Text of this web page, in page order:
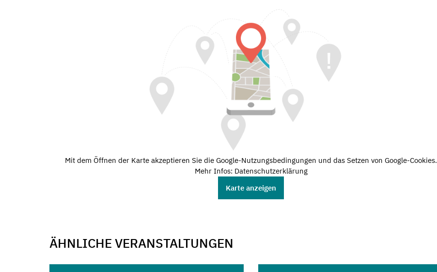
Mit dem Öffnen der Karte akzeptieren Sie die Google-Nutzungsbedingungen und das Setzen von Google-Cookies.
Mehr Infos: Datenschutzerklärung
Karte anzeigen
ÄHNLICHE VERANSTALTUNGEN